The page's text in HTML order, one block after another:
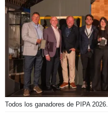
Todos los ganadores de PIPA 2026.